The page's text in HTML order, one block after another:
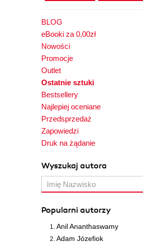
BLOG
eBooki za 0,00zł
Nowości
Promocje
Outlet
Ostatnie sztuki
Bestsellery
Najlepiej oceniane
Przedsprzedaż
Zapowiedzi
Druk na żądanie
Wyszukaj autora
Popularni autorzy
Anil Ananthaswamy
Adam Józefiok